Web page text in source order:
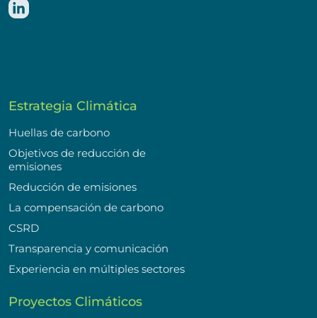
Estrategia Climática
Huellas de carbono
Objetivos de reducción de
emisiones
Reducción de emisiones
La compensación de carbono
CSRD
Transparencia y comunicación
Experiencia en múltiples sectores
Proyectos Climáticos